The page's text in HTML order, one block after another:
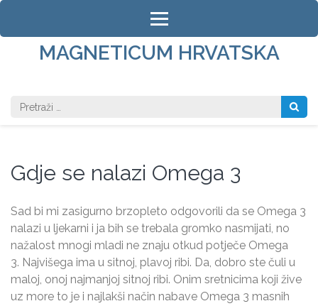
Skip
contentMAGNETICUM HRVATSKA
Pretraži:
Gdje se nalazi Omega 3
Sad bi mi zasigurno brzopleto odgovorili da se Omega 3
nalazi u ljekarni i ja bih se trebala gromko nasmijati, no
nažalost mnogi mladi ne znaju otkud potječe Omega
3. Najvišega ima u sitnoj, plavoj ribi. Da, dobro ste čuli u
maloj, onoj najmanjoj sitnoj ribi. Onim sretnicima koji žive
uz more to je i najlakši način nabave Omega 3 masnih